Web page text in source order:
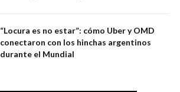
“Locura es no estar”: cómo Uber y OMD
conectaron con los hinchas argentinos
durante el Mundial